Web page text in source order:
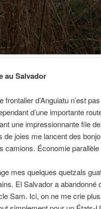
au Salvador
frontalier d’Anguiatu n’est
d’une importante
une impressionnante file
de joies me lancent des
camions. Économie
mes quelques quetzals
El Salvador a
Sam. Ici, on ne me crie